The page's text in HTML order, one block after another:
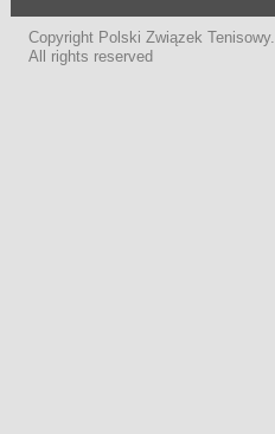
Copyright Polski Związek Tenisowy.
All rights reserved